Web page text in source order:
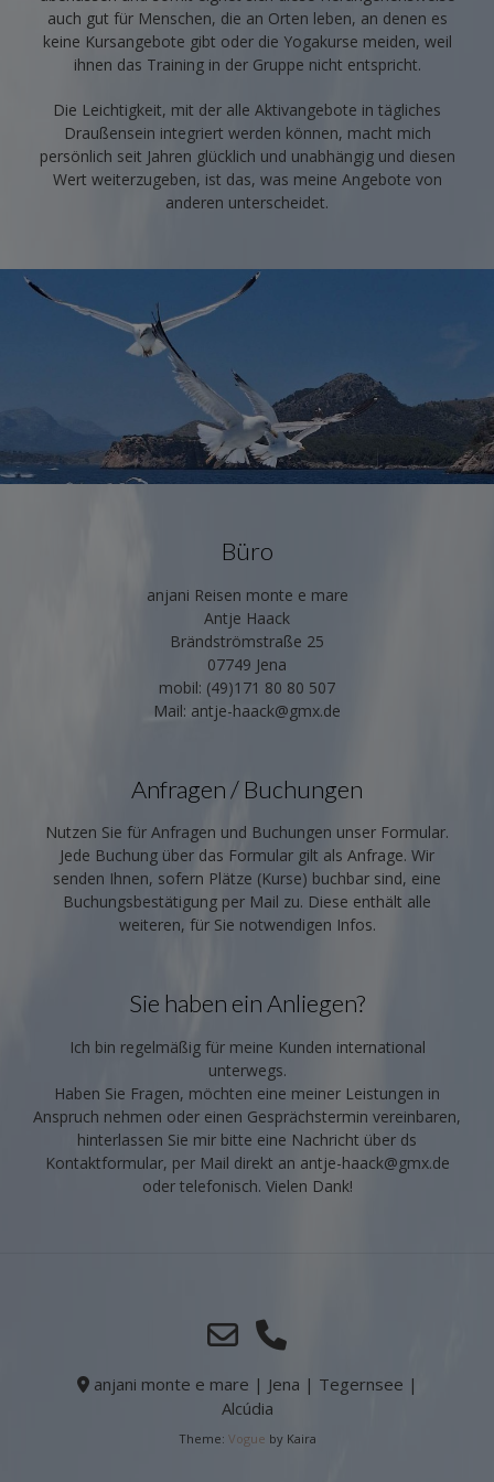
auch gut für Menschen, die an Orten leben, an denen es
keine Kursangebote gibt oder die Yogakurse meiden, weil
ihnen das Training in der Gruppe nicht entspricht.
Die Leichtigkeit, mit der alle Aktivangebote in tägliches
Draußensein integriert werden können, macht mich
persönlich seit Jahren glücklich und unabhängig und diesen
Wert weiterzugeben, ist das, was meine Angebote von
anderen unterscheidet.
Büro
anjani Reisen monte e mare
Antje Haack
Brändströmstraße 25
07749 Jena
mobil: (49)171 80 80 507
Mail: antje-haack@gmx.de
Anfragen / Buchungen
Nutzen Sie für Anfragen und Buchungen unser Formular.
Jede Buchung über das Formular gilt als Anfrage. Wir
senden Ihnen, sofern Plätze (Kurse) buchbar sind, eine
Buchungsbestätigung per Mail zu. Diese enthält alle
weiteren, für Sie notwendigen Infos.
Sie haben ein Anliegen?
Ich bin regelmäßig für meine Kunden international
unterwegs.
Haben Sie Fragen, möchten eine meiner Leistungen in
Anspruch nehmen oder einen Gesprächstermin vereinbaren,
hinterlassen Sie mir bitte eine Nachricht über ds
Kontaktformular, per Mail direkt an antje-haack@gmx.de
oder telefonisch. Vielen Dank!
anjani monte e mare | Jena | Tegernsee |
Alcúdia
Theme: Vogue by Kaira